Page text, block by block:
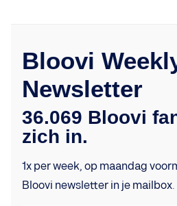
Bloovi
Newsletter
36.069 Bloovi
zich in.
1x per week, op maandag
Bloovi newsletter in je mailbox.